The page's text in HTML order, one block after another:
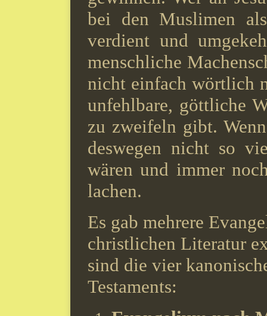
bei den Muslimen
verdient und
menschliche
nicht einfach wörtlich
unfehlbare, göttliche
zu zweifeln gibt.
deswegen nicht so
wären und immer
lachen.
Es gab mehrere
christlichen Literatur
sind die vier
Testaments: